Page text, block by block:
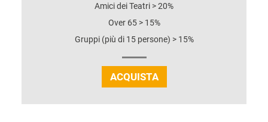
Amici dei Teatri > 20%
Over 65 > 15%
Gruppi (più di 15 persone) > 15%
ACQUISTA